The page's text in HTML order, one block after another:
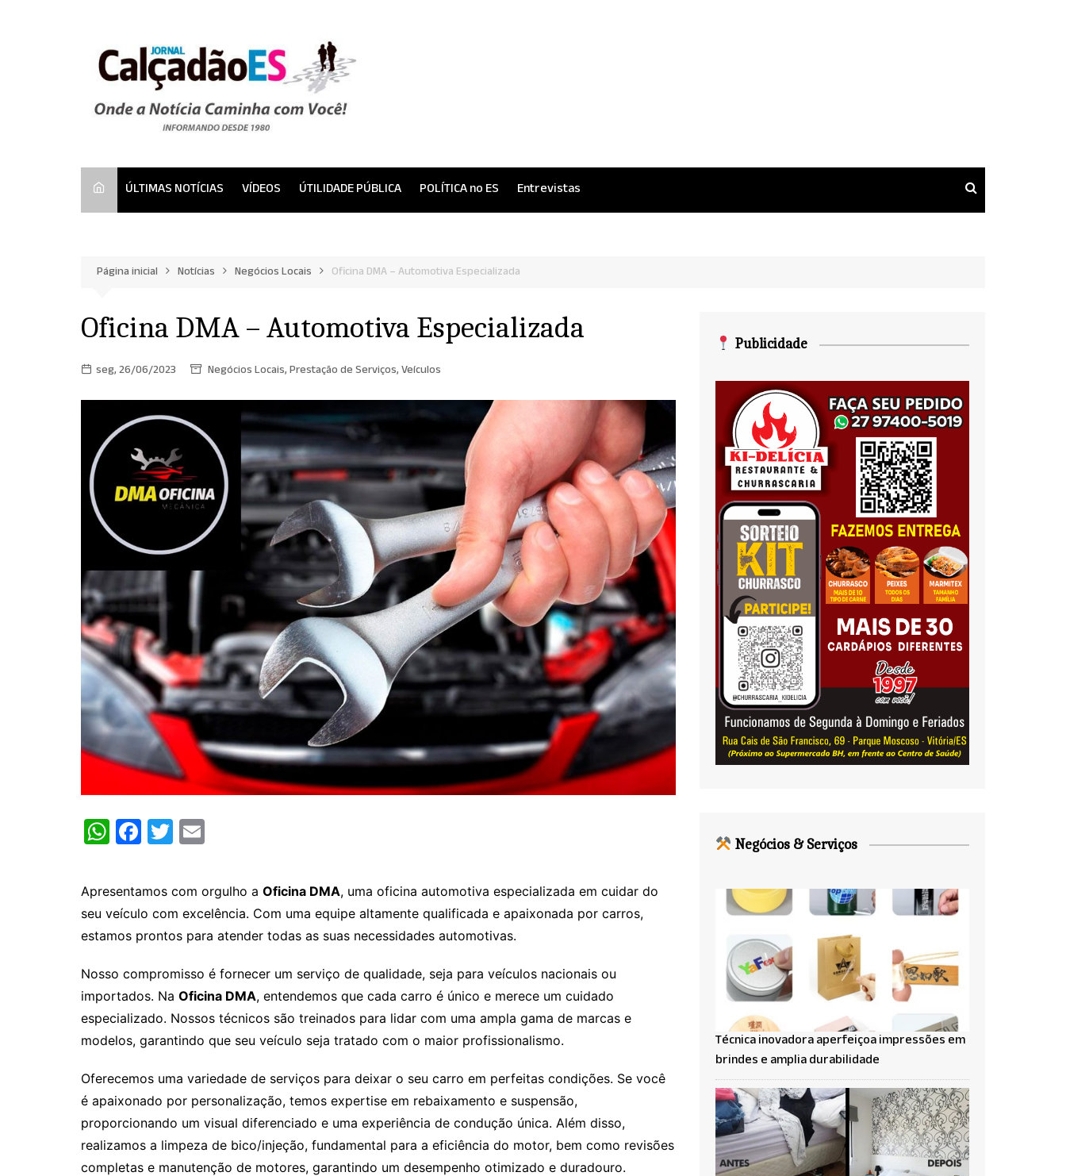
ÚLTIMAS NOTÍCIAS VÍDEOS ÚTILIDADE PÚBLICA POLÍTICA no ES Entrevistas
Página inicial Notícias Negócios Locais Oficina DMA – Automotiva Especializada
Oficina DMA – Automotiva Especializada
seg, 26/06/2023 Negócios Locais,Prestação de Serviços,Veículos
W
at
s
A
p
F
c
e
b
o
k
T
itt
er
ai
l
Apresentamos com orgulho a Oficina DMA, uma oficina automotiva especializada em cuidar do
seu veículo com excelência. Com uma equipe altamente qualificada e apaixonada por carros,
estamos prontos para atender todas as suas necessidades automotivas.
Nosso compromisso é fornecer um serviço de qualidade, seja para veículos nacionais ou
importados. Na Oficina DMA, entendemos que cada carro é único e merece um cuidado
especializado. Nossos técnicos são treinados para lidar com uma ampla gama de marcas e
modelos, garantindo que seu veículo seja tratado com o maior profissionalismo.
Oferecemos uma variedade de serviços para deixar o seu carro em perfeitas condições. Se você
é apaixonado por personalização, temos expertise em rebaixamento e suspensão,
proporcionando um visual diferenciado e uma experiência de condução única. Além disso,
realizamos a limpeza de bico/injeção, fundamental para a eficiência do motor, bem como revisões
completas e manutenção de motores, garantindo um desempenho otimizado e duradouro.
Publicidade
Negócios & Serviços
Técnica inovadora aperfeiçoa impressões em
brindes e amplia durabilidade